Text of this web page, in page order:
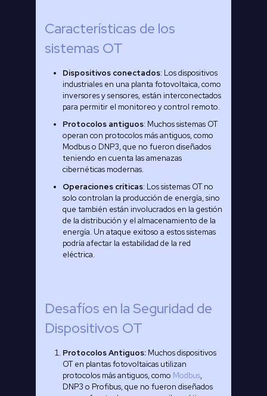
Características de los
sistemas OT
Dispositivos conectados: Los dispositivos
industriales en una planta fotovoltaica, como
inversores y sensores, están interconectados
para permitir el monitoreo y control remoto.
Protocolos antiguos: Muchos sistemas OT
operan con protocolos más antiguos, como
Modbus o DNP3, que no fueron diseñados
teniendo en cuenta las amenazas
cibernéticas modernas.
Operaciones críticas: Los sistemas OT no
solo controlan la producción de energía, sino
que también están involucrados en la gestión
de la distribución y el almacenamiento de la
energía. Un ataque exitoso a estos sistemas
podría afectar la estabilidad de la red
eléctrica.
Desafíos en la Seguridad de
Dispositivos OT
Protocolos Antiguos: Muchos dispositivos
OT en plantas fotovoltaicas utilizan
protocolos más antiguos, como Modbus,
DNP3 o Profibus, que no fueron diseñados